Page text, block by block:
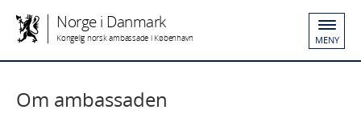
Norge i Danmark
Kongelig norsk ambassade i København MENY
Om ambassaden